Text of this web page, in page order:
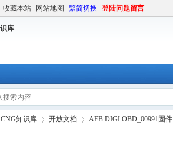
收藏本站 网站地图 繁简切换 登陆问题留言
CNG知识库 开放文档 AEB DIGI OBD_00991固件